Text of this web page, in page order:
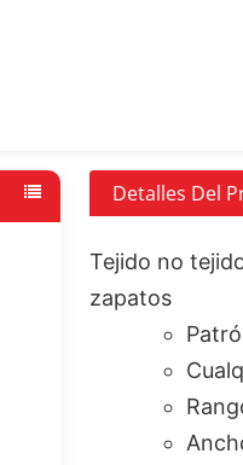
Detalles Del
Tejido no
zapatos